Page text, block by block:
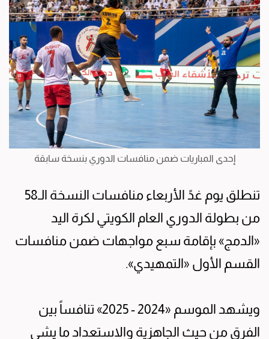
إحدى المباريات ضمن منافسات الدوري بنسخة سابقة
تنطلق يوم غدً الأربعاء منافسات النسخة الـ58
من بطولة الدوري العام الكويتي لكرة اليد
«الدمج» بإقامة سبع مواجهات ضمن منافسات
القسم الأول «التمهيدي».
ويشهد الموسم «2024 - 2025» تنافساً بين
الفرق من حيث الجاهزية والاستعداد ما يشي